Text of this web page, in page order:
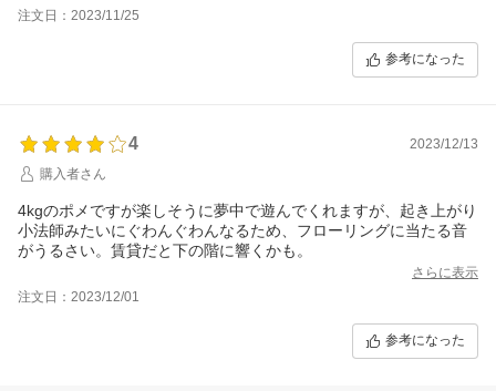
注文日：2023/11/25
参考になった
4
2023/12/13
購入者さん
4kgのポメですが楽しそうに夢中で遊んでくれますが、起き上がり
小法師みたいにぐわんぐわんなるため、フローリングに当たる音
がうるさい。賃貸だと下の階に響くかも。
さらに表示
注文日：2023/12/01
参考になった